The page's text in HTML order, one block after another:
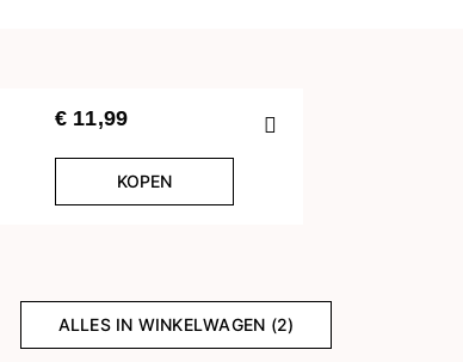
€ 11,99
KOPEN
ALLES IN WINKELWAGEN (2)